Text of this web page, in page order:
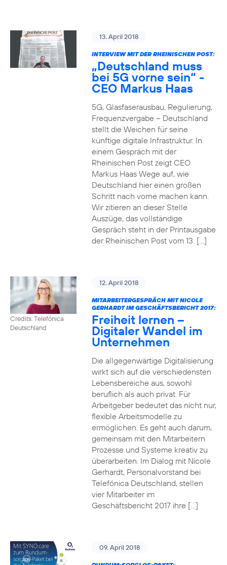
13. April 2018
INTERVIEW MIT DER RHEINISCHEN POST:
„Deutschland muss
bei 5G vorne sein“ -
CEO Markus Haas
5G, Glasfaserausbau, Regulierung,
Frequenzvergabe – Deutschland
stellt die Weichen für seine
künftige digitale Infrastruktur. In
einem Gespräch mit der
Rheinischen Post zeigt CEO
Markus Haas Wege auf, wie
Deutschland hier einen großen
Schritt nach vorne machen kann.
Wir zitieren an dieser Stelle
Auszüge, das vollständige
Gespräch steht in der Printausgabe
der Rheinischen Post vom 13. […]
Credits: Telefónica
Deutschland
12. April 2018
MITARBEITERGESPRÄCH MIT NICOLE
GERHARDT IM GESCHÄFTSBERICHT 2017:
Freiheit lernen –
Digitaler Wandel im
Unternehmen
Die allgegenwärtige Digitalisierung
wirkt sich auf die verschiedensten
Lebensbereiche aus, sowohl
beruflich als auch privat. Für
Arbeitgeber bedeutet das nicht nur,
flexible Arbeitsmodelle zu
ermöglichen. Es geht auch darum,
gemeinsam mit den Mitarbeitern
Prozesse und Systeme kreativ zu
überarbeiten. Im Dialog mit Nicole
Gerhardt, Personalvorstand bei
Telefónica Deutschland, stellen
vier Mitarbeiter im
Geschäftsbericht 2017 ihre […]
09. April 2018